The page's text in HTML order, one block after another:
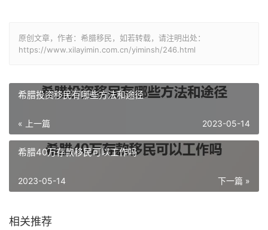
原创文章，作者：希腊移民，如若转载，请注明出处：
https://www.xilayimin.com.cn/yiminsh/246.html
希腊投资移民有哪些方法和途径
« 上一篇 2023-05-14
希腊40万存款移民可以工作吗
下一篇 »
2023-05-14
相关推荐